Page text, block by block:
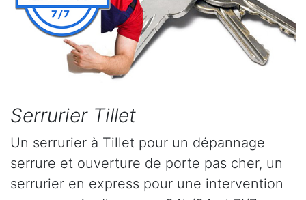
Serrurier Tillet
Un serrurier à Tillet pour un dépannage
serrure et ouverture de porte pas cher, un
serrurier en express pour une intervention